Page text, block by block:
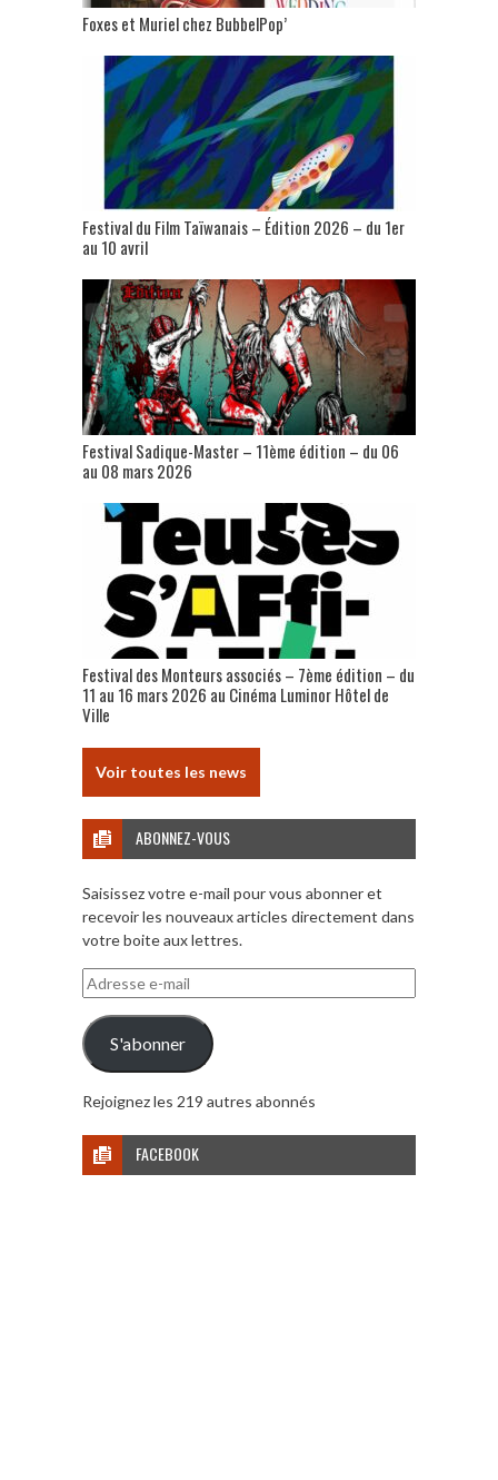
Foxes et Muriel chez BubbelPop’
Festival du Film Taïwanais – Édition 2026 – du 1er
au 10 avril
Festival Sadique-Master – 11ème édition – du 06
au 08 mars 2026
Festival des Monteurs associés – 7ème édition – du
11 au 16 mars 2026 au Cinéma Luminor Hôtel de
Ville
Voir toutes les news
ABONNEZ-VOUS
Saisissez votre e-mail pour vous abonner et
recevoir les nouveaux articles directement dans
votre boite aux lettres.
Adresse
e-
mail
S'abonner
Rejoignez les 219 autres abonnés
FACEBOOK